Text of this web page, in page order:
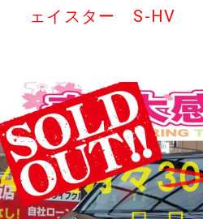
ェイスター S-HV